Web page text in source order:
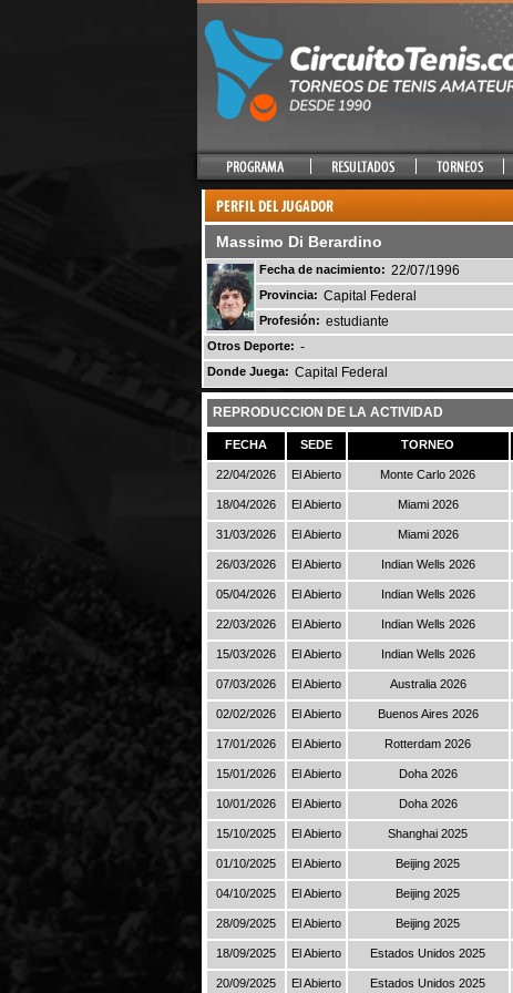
Massimo Di Berardino
Fecha de nacimiento: 22/07/1996
Provincia: Capital Federal
Profesión: estudiante
Otros Deporte: -
Donde Juega: Capital Federal
REPRODUCCION DE LA ACTIVIDAD
FECHA SEDE TORNEO
22/04/2026 El Abierto Monte Carlo 2026
18/04/2026 El Abierto Miami 2026
31/03/2026 El Abierto Miami 2026
26/03/2026 El Abierto Indian Wells 2026
05/04/2026 El Abierto Indian Wells 2026
22/03/2026 El Abierto Indian Wells 2026
15/03/2026 El Abierto Indian Wells 2026
07/03/2026 El Abierto Australia 2026
02/02/2026 El Abierto Buenos Aires 2026
17/01/2026 El Abierto Rotterdam 2026
15/01/2026 El Abierto Doha 2026
10/01/2026 El Abierto Doha 2026
15/10/2025 El Abierto Shanghai 2025
01/10/2025 El Abierto Beijing 2025
04/10/2025 El Abierto Beijing 2025
28/09/2025 El Abierto Beijing 2025
18/09/2025 El Abierto Estados Unidos 2025
20/09/2025 El Abierto Estados Unidos 2025